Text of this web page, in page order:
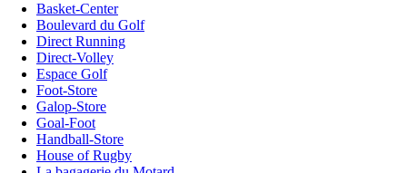
Basket-Center
Boulevard du Golf
Direct Running
Direct-Volley
Espace Golf
Foot-Store
Galop-Store
Goal-Foot
Handball-Store
House of Rugby